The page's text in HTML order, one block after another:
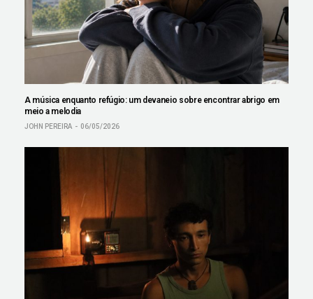
A música enquanto refúgio: um devaneio sobre encontrar abrigo em
meio a melodia
JOHN PEREIRA 06/05/2026